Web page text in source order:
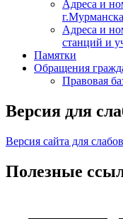
Адреса и
г.Мурманска
Адреса и
станций и
Памятки
Обращения
Правовая
Версия для
Версия сайта для
Полезные